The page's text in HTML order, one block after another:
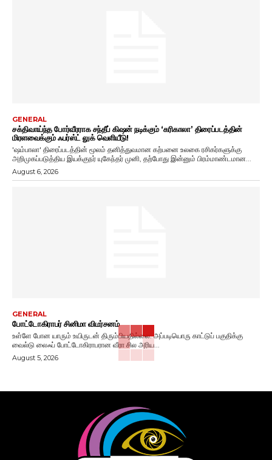
GENERAL
சக்திவாய்ந்த போர்வீரராக சந்தீப் கிஷன் நடிக்கும் ‘கரிகாலா’ திரைப்படத்தின்
மிரளவைக்கும் ஃபர்ஸ்ட் லுக் வெளியீடு!
'ஷம்பாலா' திரைப்படத்தின் மூலம் தனித்துவமான கற்பனை உலகை ரசிகர்களுக்கு
அறிமுகப்படுத்திய இயக்குநர் யுகேந்தர் முனி, தற்போது இன்னும் பிரம்மாண்டமான...
August 6, 2026
GENERAL
போட்டோகிராபர் சினிமா விமர்சனம்
உள்ளே போன யாரும் உயிருடன் திரும்பியதில்லை. அப்படியொரு காட்டுப் பகுதிக்கு
வைல்டு லைஃப் போட்டோகிராபரான வீரா சில அரிய...
August 5, 2026